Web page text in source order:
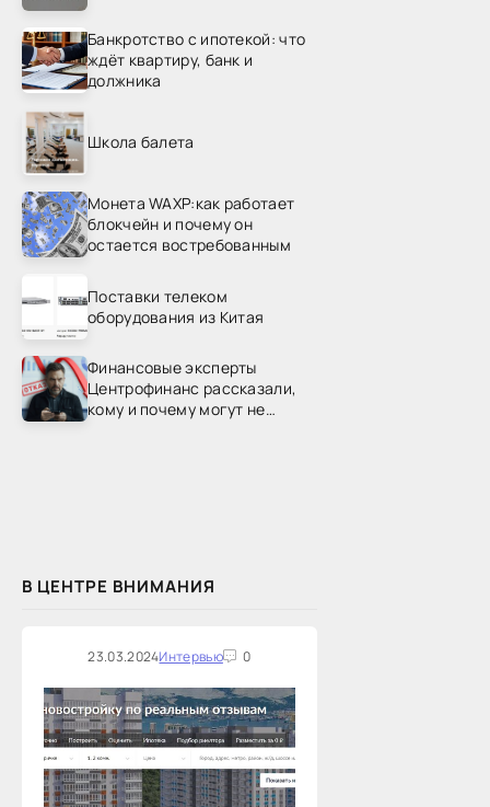
Банкротство с ипотекой: что
ждёт квартиру, банк и
должника
Школа балета
Монета WAXP:как работает
блокчейн и почему он
остается востребованным
Поставки телеком
оборудования из Китая
Финансовые эксперты
Центрофинанс рассказали,
кому и почему могут не
В ЦЕНТРЕ ВНИМАНИЯ
23.03.2024Интервью 0